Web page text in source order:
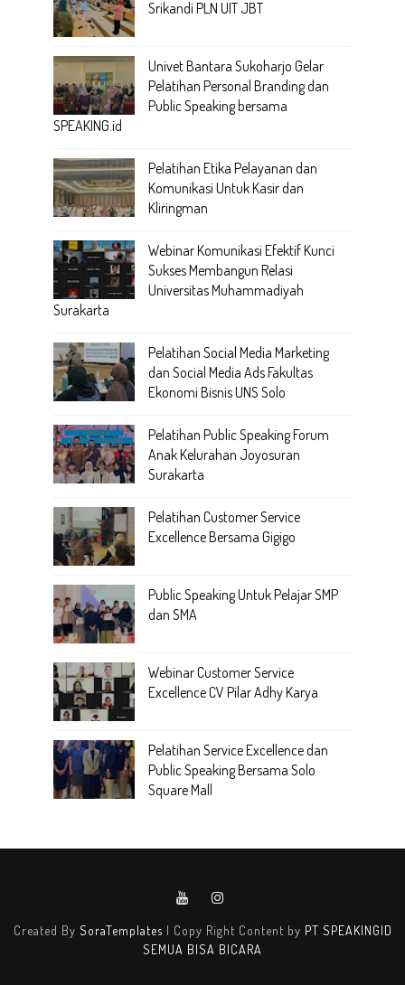
Srikandi PLN UIT JBT
Univet Bantara Sukoharjo Gelar
Pelatihan Personal Branding dan
Public Speaking bersama
SPEAKING.id
Pelatihan Etika Pelayanan dan
Komunikasi Untuk Kasir dan
Kliringman
Webinar Komunikasi Efektif Kunci
Sukses Membangun Relasi
Universitas Muhammadiyah
Surakarta
Pelatihan Social Media Marketing
dan Social Media Ads Fakultas
Ekonomi Bisnis UNS Solo
Pelatihan Public Speaking Forum
Anak Kelurahan Joyosuran
Surakarta
Pelatihan Customer Service
Excellence Bersama Gigigo
Public Speaking Untuk Pelajar SMP
dan SMA
Webinar Customer Service
Excellence CV Pilar Adhy Karya
Pelatihan Service Excellence dan
Public Speaking Bersama Solo
Square Mall
Created By SoraTemplates | Copy Right Content by PT SPEAKINGID
SEMUA BISA BICARA